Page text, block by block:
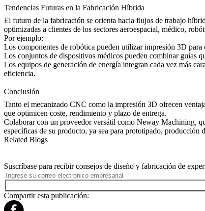
Tendencias Futuras en la Fabricación Híbrida
El futuro de la fabricación se orienta hacia flujos de trabajo
optimizadas a clientes de los sectores aeroespacial, médico,
Por ejemplo:
Los componentes de robótica pueden utilizar impresión 3D
Los conjuntos de dispositivos médicos pueden combinar guías
Los equipos de generación de energía integran cada vez más
eficiencia.
Conclusión
Tanto el mecanizado CNC como la impresión 3D ofrecen
que optimicen coste, rendimiento y plazo de entrega.
Colaborar con un proveedor versátil como Neway Machining,
específicas de su producto, ya sea para prototipado, producción
Related Blogs
Suscríbase para recibir consejos de diseño y fabricación de
Compartir esta publicación: